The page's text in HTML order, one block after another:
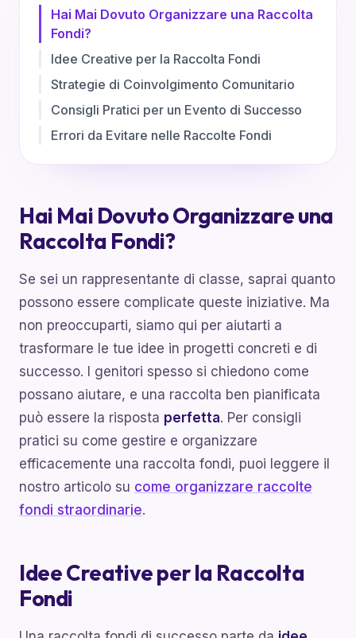
Hai Mai Dovuto Organizzare una Raccolta
Fondi?
Idee Creative per la Raccolta Fondi
Strategie di Coinvolgimento Comunitario
Consigli Pratici per un Evento di Successo
Errori da Evitare nelle Raccolte Fondi
Hai Mai Dovuto Organizzare una
Raccolta Fondi?
Se sei un rappresentante di classe, saprai quanto
possono essere complicate queste iniziative. Ma
non preoccuparti, siamo qui per aiutarti a
trasformare le tue idee in progetti concreti e di
successo. I genitori spesso si chiedono come
possano aiutare, e una raccolta ben pianificata
può essere la risposta perfetta. Per consigli
pratici su come gestire e organizzare
efficacemente una raccolta fondi, puoi leggere il
nostro articolo su come organizzare raccolte
fondi straordinarie.
Idee Creative per la Raccolta
Fondi